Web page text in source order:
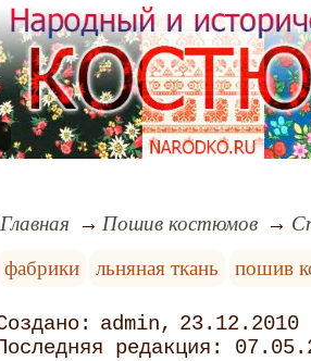
Главная Пошив костюмов
фабрики
льняная ткань пошив
admin
23.12.2010